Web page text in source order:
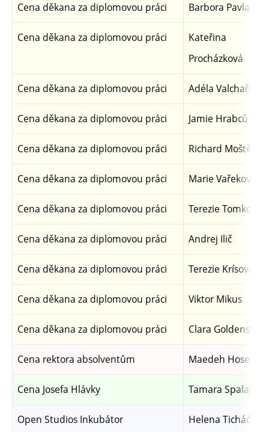
Cena děkana za diplomovou práci Barbora Pavlasová
Cena děkana za diplomovou práci
Kateřina
Procházková
Cena děkana za diplomovou práci Adéla Valchařová
Cena děkana za diplomovou práci Jamie Hrabců
Cena děkana za diplomovou práci Richard Moštěk
Cena děkana za diplomovou práci Marie Vařeková
Cena děkana za diplomovou práci Terezie Tomková
Cena děkana za diplomovou práci Andrej Ilič
Cena děkana za diplomovou práci Terezie Krísová
Cena děkana za diplomovou práci Viktor Mikus
Cena děkana za diplomovou práci Clara Goldenstein
Cena rektora absolventům Maedeh Hoseini
Cena Josefa Hlávky Tamara
Open Studios Inkubátor
Helena